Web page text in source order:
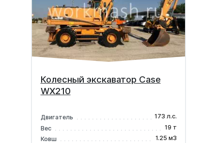
Колесный экскаватор Case
WX210
Двигатель
173 л.с.
Вес
19 т
Ковш
1.25 м3